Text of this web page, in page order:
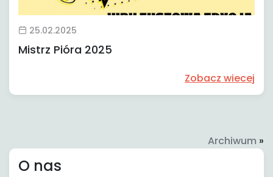
25.02.2025
Mistrz Pióra 2025
Zobacz wiecej
Archiwum »
O nas